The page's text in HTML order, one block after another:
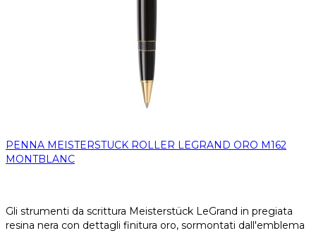
PENNA MEISTERSTUCK ROLLER LEGRAND ORO M162
MONTBLANC
Gli strumenti da scrittura Meisterstück LeGrand in pregiata
resina nera con dettagli finitura oro, sormontati dall'emblema